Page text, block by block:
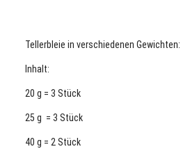
Tellerbleie in verschiedenen Gewichten:
Inhalt:
20 g = 3 Stück
25 g = 3 Stück
40 g = 2 Stück